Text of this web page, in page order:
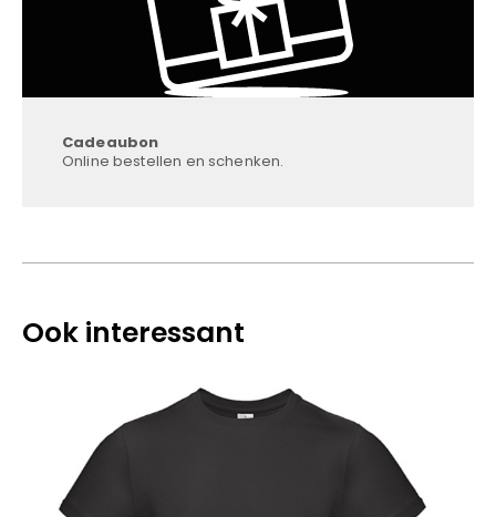
Cadeaubon
Online bestellen en schenken.
Ook interessant